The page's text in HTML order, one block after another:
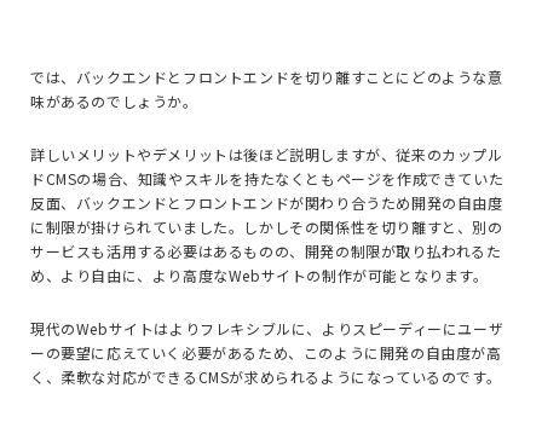
では、バックエンドとフロントエンドを切り離すことにどのような意
味があるのでしょうか。
詳しいメリットやデメリットは後ほど説明しますが、従来のカップル
ドCMSの場合、知識やスキルを持たなくともページを作成できていた
反面、バックエンドとフロントエンドが関わり合うため開発の自由度
に制限が掛けられていました。しかしその関係性を切り離すと、別の
サービスも活用する必要はあるものの、開発の制限が取り払われるた
め、より自由に、より高度なWebサイトの制作が可能となります。
現代のWebサイトはよりフレキシブルに、よりスピーディーにユーザ
ーの要望に応えていく必要があるため、このように開発の自由度が高
く、柔軟な対応ができるCMSが求められるようになっているのです。